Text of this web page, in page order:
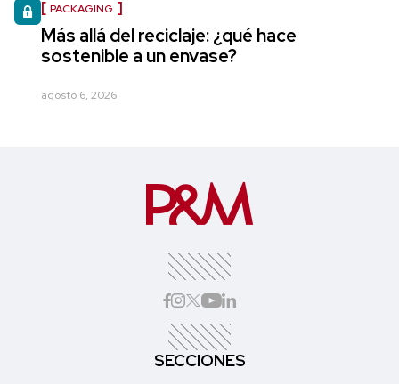
PACKAGING
Más allá del reciclaje: ¿qué hace
sostenible a un envase?
agosto 6, 2026
SECCIONES